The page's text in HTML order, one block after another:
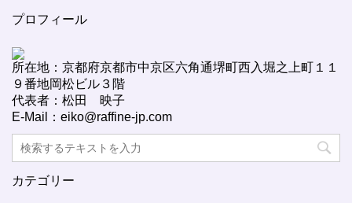
プロフィール
所在地：京都府京都市中京区六角通堺町西入堀之上町１１
９番地岡松ビル３階
代表者：松田 映子
E-Mail：eiko@raffine-jp.com
カテゴリー